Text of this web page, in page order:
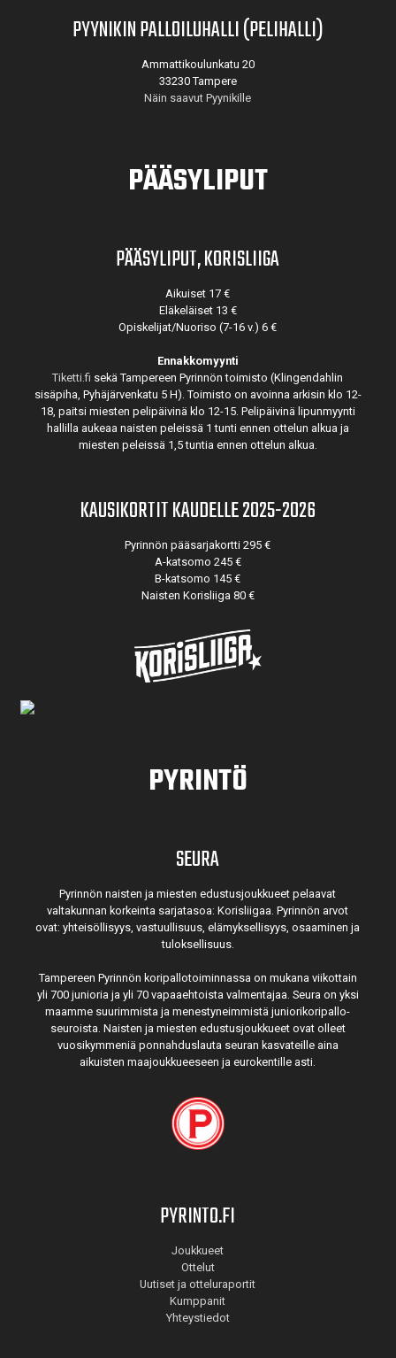
PYYNIKIN PALLOILUHALLI (PELIHALLI)
Ammattikoulunkatu 20
33230 Tampere
Näin saavut Pyynikille
PÄÄSYLIPUT
PÄÄSYLIPUT, KORISLIIGA
Aikuiset 17 €
Eläkeläiset 13 €
Opiskelijat/Nuoriso (7-16 v.) 6 €
Ennakkomyynti
Tiketti.fi sekä Tampereen Pyrinnön toimisto (Klingendahlin
sisäpiha, Pyhäjärvenkatu 5 H). Toimisto on avoinna arkisin klo 12-
18, paitsi miesten pelipäivinä klo 12-15. Pelipäivinä lipunmyynti
hallilla aukeaa naisten peleissä 1 tunti ennen ottelun alkua ja
miesten peleissä 1,5 tuntia ennen ottelun alkua.
KAUSIKORTIT KAUDELLE 2025-2026
Pyrinnön pääsarjakortti 295 €
A-katsomo 245 €
B-katsomo 145 €
Naisten Korisliiga 80 €
PYRINTÖ
SEURA
Pyrinnön naisten ja miesten edustusjoukkueet pelaavat
valtakunnan korkeinta sarjatasoa: Korisliigaa. Pyrinnön arvot
ovat: yhteisöl­lisyys, vastuul­lisuus, elämyk­sellisyys, osaaminen ja
tulok­sellisuus.
Tampereen Pyrinnön kori­pallo­toimin­nassa on mukana viikottain
yli 700 junioria ja yli 70 vapaa­ehtoista valmen­tajaa. Seura on yksi
maamme suurim­mista ja menes­tyneim­mistä juni­ori­kori­pallo­
seuroista. Naisten ja miesten edustus­joukkueet ovat olleet
vuosi­kymmeniä ponnahdus­lauta seuran kasvateille aina
aikuisten maa­joukkueeseen ja euro­kentille asti.
PYRINTO.FI
Joukkueet
Ottelut
Uutiset ja otteluraportit
Kumppanit
Yhteystiedot